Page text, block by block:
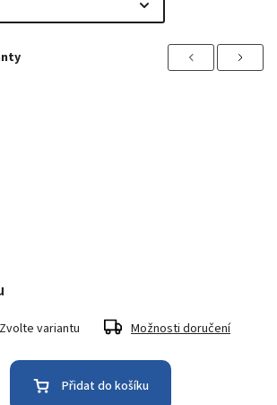
Previous Next
Zvolte variantu Možnosti doručení
Přidat do košíku